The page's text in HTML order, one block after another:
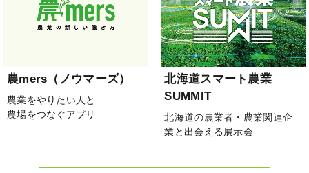
農mers（ノウマーズ）
農業をやりたい人と
農場をつなぐアプリ
北海道スマート農業
SUMMIT
北海道の農業者・農業関連企
業と出会える展示会